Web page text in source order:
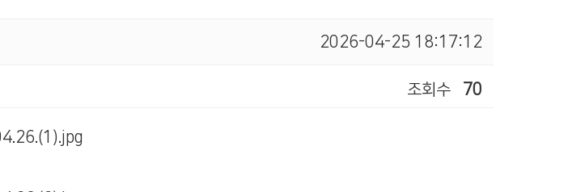
2026-04-25 18:17:12
조회수 70